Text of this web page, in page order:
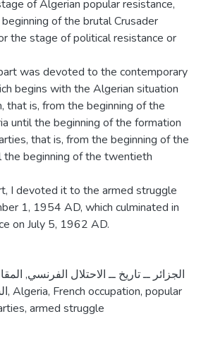
of Algerian popular resistance,
of the brutal Crusader
the stage of political resistance or
was devoted to the contemporary
begins with the Algerian situation
that is, from the beginning of the
until the beginning of the formation
that is, from the beginning of the
beginning of the twentieth
I devoted it to the armed struggle
1, 1954 AD, which culminated in
on July 5, 1962 AD.
الجزائر ــ تاريخ ــ الاحتلال الفرنسي,
, Algeria, French occupation, popular
, armed struggle